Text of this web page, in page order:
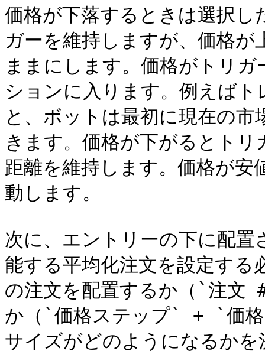
価格が下落するときは選択し
ガーを維持しますが、価格
ままにします。価格がトリ
ションに入ります。例えばト
と、ボットは最初に現在の市
きます。価格が下がるとト
距離を維持します。価格が安
動します。
次に、エントリーの下に配
能する平均化注文を設定す
の注文を配置するか（`注文
か（`価格ステップ` + `価格
サイズがどのようになるか